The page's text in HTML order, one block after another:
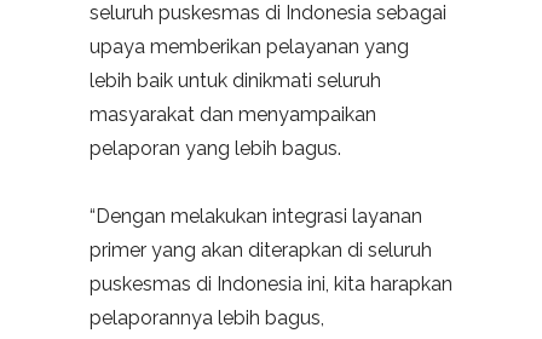
seluruh puskesmas di Indonesia sebagai
upaya memberikan pelayanan yang
lebih baik untuk dinikmati seluruh
masyarakat dan menyampaikan
pelaporan yang lebih bagus.
“Dengan melakukan integrasi layanan
primer yang akan diterapkan di seluruh
puskesmas di Indonesia ini, kita harapkan
pelaporannya lebih bagus,